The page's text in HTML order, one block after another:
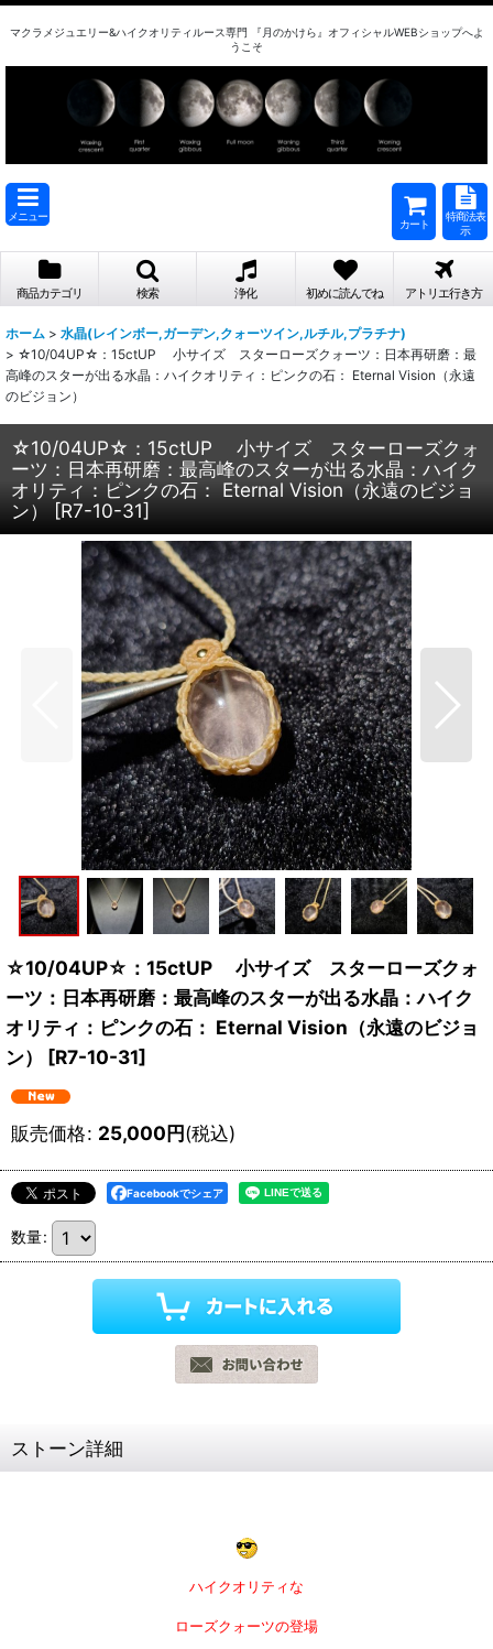
マクラメジュエリー&ハイクオリティルース専門 『月のかけら』オフィシャルWEBショップへよ
うこそ
メニュー
カート
特商法表
示
商品カテゴリ 検索 浄化 初めに読んでね アトリエ行き方
ホーム > 水晶(レインボー,ガーデン,クォーツイン,ルチル,プラチナ)
> ☆10/04UP☆：15ctUP 小サイズ スターローズクォーツ：日本再研磨：最
高峰のスターが出る水晶：ハイクオリティ：ピンクの石： Eternal Vision（永遠
のビジョン）
☆10/04UP☆：15ctUP 小サイズ スターローズクォ
ーツ：日本再研磨：最高峰のスターが出る水晶：ハイク
オリティ：ピンクの石： Eternal Vision（永遠のビジョ
ン）
[R7-10-31]
☆10/04UP☆：15ctUP 小サイズ スターローズクォ
ーツ：日本再研磨：最高峰のスターが出る水晶：ハイク
オリティ：ピンクの石： Eternal Vision（永遠のビジョ
ン）
[R7-10-31]
販売価格: 25,000円(税込)
Facebookでシェア
数量:
ストーン詳細
ハイクオリティな
ローズクォーツの登場